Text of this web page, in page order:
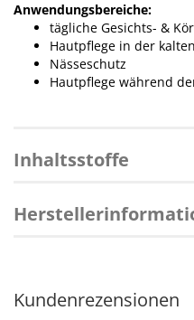
Anwendungsbereiche:
tägliche Gesichts- &
Hautpflege in der
Nässeschutz
Hautpflege während
Inhaltsstoffe
Kundenrezensionen